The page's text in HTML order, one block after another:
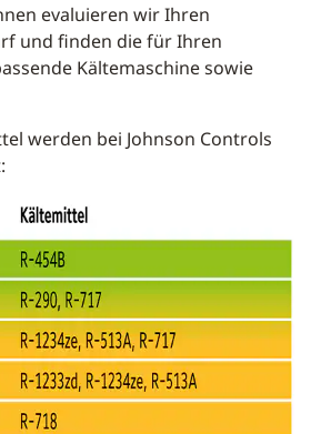
evaluieren wir Ihren
und finden die für Ihren
Kältemaschine sowie
werden bei Johnson Controls